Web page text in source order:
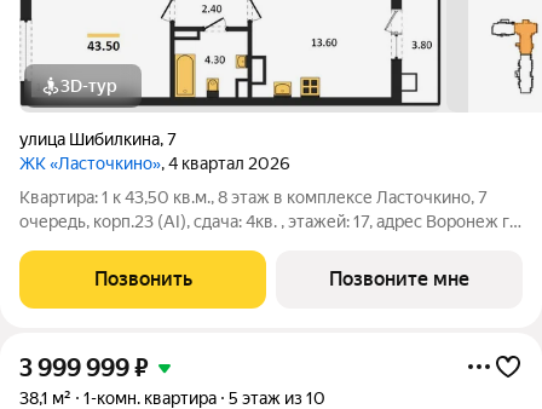
3D-тур
улица Шибилкина,7
ЖК «Ласточкино», 4 квартал 2026
Квартира: 1 к 43,50 кв.м., 8 этаж в комплексе Ласточкино, 7
очередь, корп.23 (АI), сдача: 4кв. , этажей: 17, адрес Воронеж г.,
Позвонить Позвоните мне
3 999 999₽
38,1 м² 1-комн. квартира 5 этаж из 10